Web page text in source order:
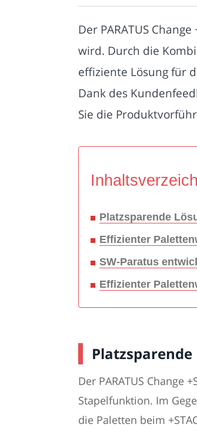
Der PARATUS
wird. Durch die
effiziente Lösung für
Dank des
Sie die
Platzsparende
Effizienter
SW-Paratus
Effizienter
Platzsparende
Der PARATUS
Stapelfunktion. Im
die Paletten beim